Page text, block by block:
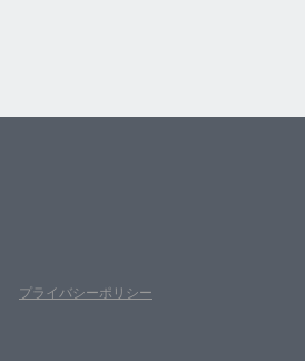
プライバシーポリシー